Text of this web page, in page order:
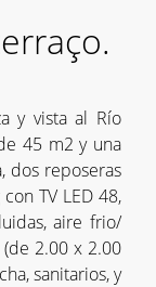
y vista al Río
45 m2 y una
dos reposeras
TV LED 48,
aire frio/
2.00 x 2.00
sanitarios, y